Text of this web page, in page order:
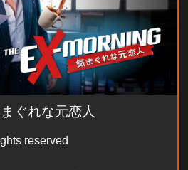
ぐれな元恋人
reserved